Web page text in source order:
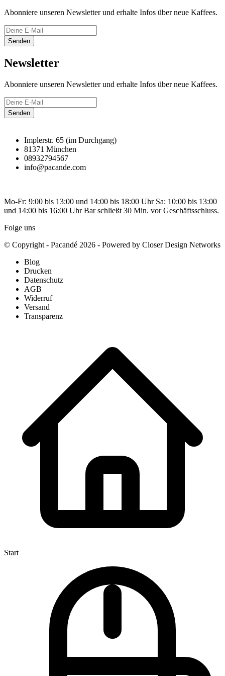
Abonniere unseren Newsletter und erhalte Infos über neue Kaffees.
Senden
Newsletter
Abonniere unseren Newsletter und erhalte Infos über neue Kaffees.
Senden
Implerstr. 65 (im Durchgang)
81371 München
08932794567
info@pacande.com
Mo-Fr: 9:00 bis 13:00 und 14:00 bis 18:00 Uhr Sa: 10:00 bis 13:00
und 14:00 bis 16:00 Uhr Bar schließt 30 Min. vor Geschäftsschluss.
Folge uns
© Copyright - Pacandé 2026 - Powered by Closer Design Networks
Blog
Drucken
Datenschutz
AGB
Widerruf
Versand
Transparenz
Start